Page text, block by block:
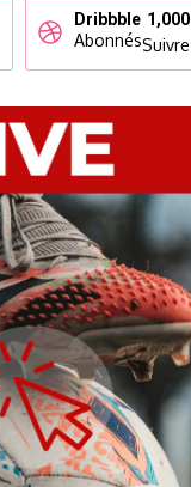
Dribbble 1,000
AbonnésSuivre